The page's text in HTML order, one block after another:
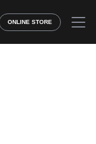
ONLINE STORE